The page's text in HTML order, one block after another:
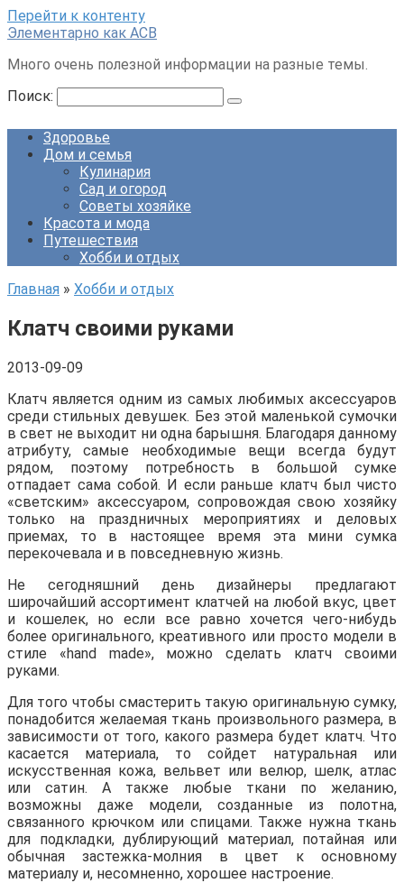
Перейти к контенту
Элементарно как ACB
Много очень полезной информации на разные темы.
Поиск:
Здоровье
Дом и семья
Кулинария
Сад и огород
Советы хозяйке
Красота и мода
Путешествия
Хобби и отдых
Главная » Хобби и отдых
Клатч своими руками
2013-09-09
Клатч является одним из самых любимых аксессуаров
среди стильных девушек. Без этой маленькой сумочки
в свет не выходит ни одна барышня. Благодаря данному
атрибуту, самые необходимые вещи всегда будут
рядом, поэтому потребность в большой сумке
отпадает сама собой. И если раньше клатч был чисто
«светским» аксессуаром, сопровождая свою хозяйку
только на праздничных мероприятиях и деловых
приемах, то в настоящее время эта мини сумка
перекочевала и в повседневную жизнь.
Не сегодняшний день дизайнеры предлагают
широчайший ассортимент клатчей на любой вкус, цвет
и кошелек, но если все равно хочется чего-нибудь
более оригинального, креативного или просто модели в
стиле «hand made», можно сделать клатч своими
руками.
Для того чтобы смастерить такую оригинальную сумку,
понадобится желаемая ткань произвольного размера, в
зависимости от того, какого размера будет клатч. Что
касается материала, то сойдет натуральная или
искусственная кожа, вельвет или велюр, шелк, атлас
или сатин. А также любые ткани по желанию,
возможны даже модели, созданные из полотна,
связанного крючком или спицами. Также нужна ткань
для подкладки, дублирующий материал, потайная или
обычная застежка-молния в цвет к основному
материалу и, несомненно, хорошее настроение.